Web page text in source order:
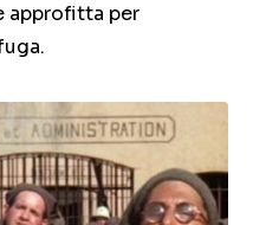
approfitta per